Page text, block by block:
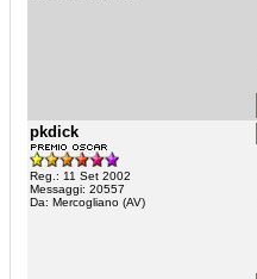
pkdick
Reg.: 11 Set 2002
Messaggi: 20557
Da: Mercogliano (AV)